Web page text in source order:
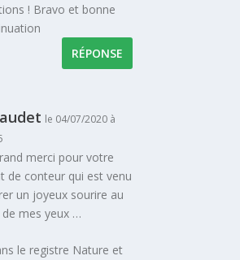
! Bravo et bonne
RÉPONSE
le 04/07/2020 à
merci pour votre
de conteur qui est venu
un joyeux sourire au
mes yeux …
le registre Nature et